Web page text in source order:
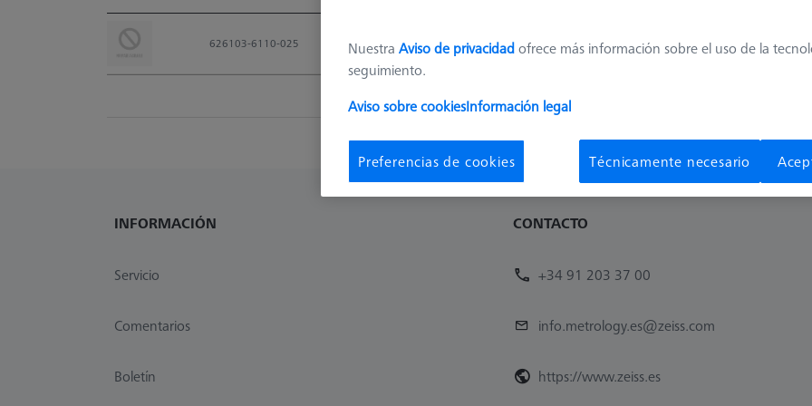
626103-6110-025
Plazo de entrega más largo
INFORMACIÓN
Servicio
Comentarios
Boletín
CONTACTO
+34 91 203 37 00
info.metrology.es@zeiss.com
https://www.zeiss.es
Nuestra Aviso de privacidadofrece más información sobre el uso de la
seguimiento.
Aviso sobre cookiesInformación legal
Preferencias de cookies Técnicamente necesario